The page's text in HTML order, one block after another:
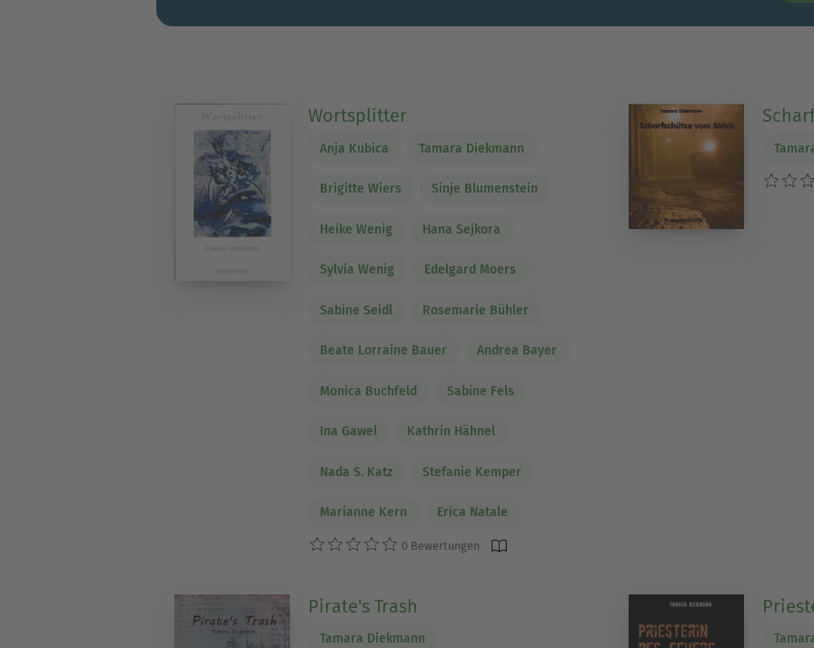
Wortsplitter
Anja Kubica Tamara Diekmann
Brigitte Wiers Sinje Blumenstein
Heike Wenig Hana Sejkora
Sylvia Wenig Edelgard Moers
Sabine Seidl Rosemarie Bühler
Beate Lorraine Bauer Andrea Bayer
Monica Buchfeld Sabine Fels
Ina Gawel Kathrin Hähnel
Nada S. Katz Stefanie Kemper
Marianne Kern Erica Natale
0 Bewertungen
Pirate's Trash
Tamara Diekmann